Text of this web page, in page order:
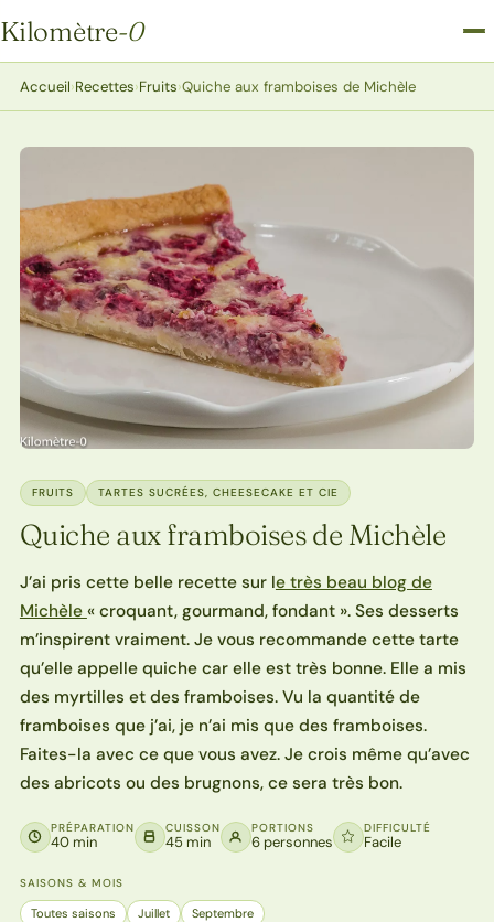
Kilomètre-0
Kilomètre-0
Accueil›Recettes›Fruits›Quiche aux framboises de Michèle
FRUITS TARTES SUCRÉES, CHEESECAKE ET CIE
Quiche aux framboises de Michèle
J’ai pris cette belle recette sur le très beau blog de
Michèle « croquant, gourmand, fondant ». Ses desserts
m’inspirent vraiment. Je vous recommande cette tarte
qu’elle appelle quiche car elle est très bonne. Elle a mis
des myrtilles et des framboises. Vu la quantité de
framboises que j’ai, je n’ai mis que des framboises.
Faites-la avec ce que vous avez. Je crois même qu’avec
des abricots ou des brugnons, ce sera très bon.
PRÉPARATION
40 min
CUISSON
45 min
PORTIONS
6 personnes
DIFFICULTÉ
Facile
SAISONS & MOIS
Toutes saisons Juillet Septembre